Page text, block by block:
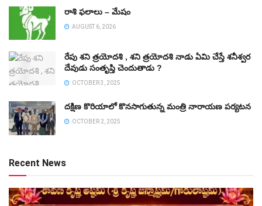
రాశి ఫలాలు – మేషం
AUGUST 6, 2026
రేపు శని త్రయోదశి , శని త్రయోదశి నాడు ఏమి చేస్తే శనీశ్వర
దేవుడు సంతృప్తి చెందుతాడు ?
OCTOBER 3, 2025
దక్షిణ కొరియాలో కొనసాగుతున్న మంత్రి నారాయణ పర్యటన
OCTOBER 2, 2025
Recent News